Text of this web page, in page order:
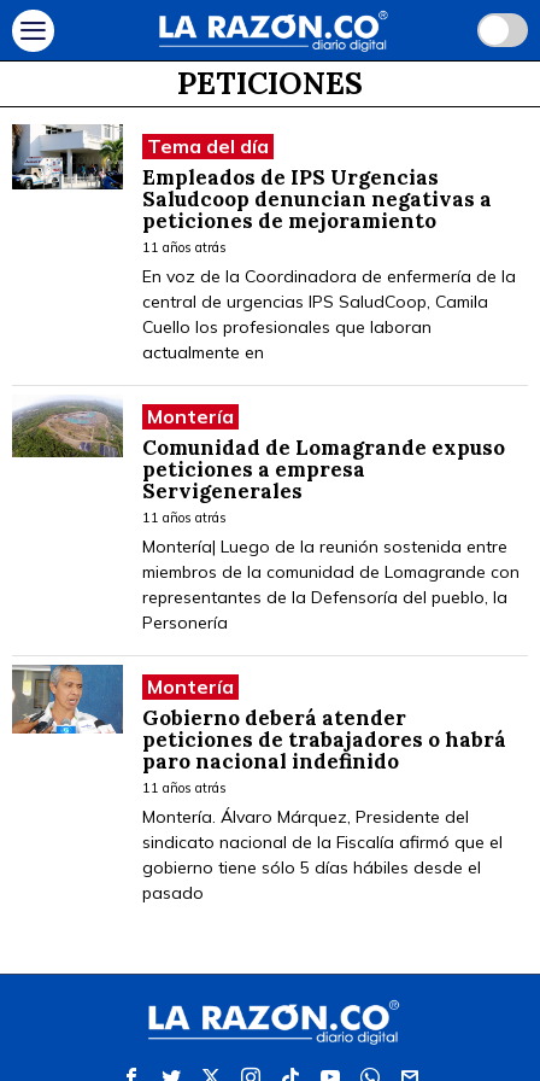
PETICIONES
Tema del día
Empleados de IPS Urgencias
Saludcoop denuncian negativas a
peticiones de mejoramiento
11 años atrás
En voz de la Coordinadora de enfermería de la
central de urgencias IPS SaludCoop, Camila
Cuello los profesionales que laboran
actualmente en
Montería
Comunidad de Lomagrande expuso
peticiones a empresa
Servigenerales
11 años atrás
Montería| Luego de la reunión sostenida entre
miembros de la comunidad de Lomagrande con
representantes de la Defensoría del pueblo, la
Personería
Montería
Gobierno deberá atender
peticiones de trabajadores o habrá
paro nacional indefinido
11 años atrás
Montería. Álvaro Márquez, Presidente del
sindicato nacional de la Fiscalía afirmó que el
gobierno tiene sólo 5 días hábiles desde el
pasado